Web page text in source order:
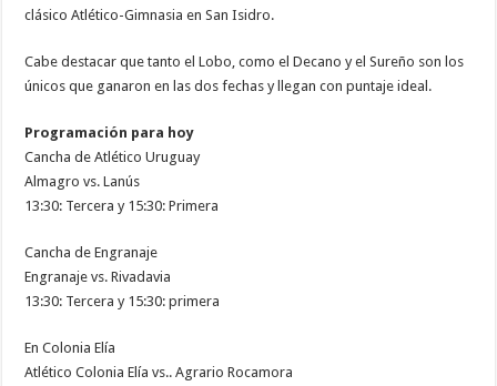
clásico Atlético-Gimnasia en San Isidro.
Cabe destacar que tanto el Lobo, como el Decano y el Sureño son los
únicos que ganaron en las dos fechas y llegan con puntaje ideal.
Programación para hoy
Cancha de Atlético Uruguay
Almagro vs. Lanús
13:30: Tercera y 15:30: Primera
Cancha de Engranaje
Engranaje vs. Rivadavia
13:30: Tercera y 15:30: primera
En Colonia Elía
Atlético Colonia Elía vs.. Agrario Rocamora